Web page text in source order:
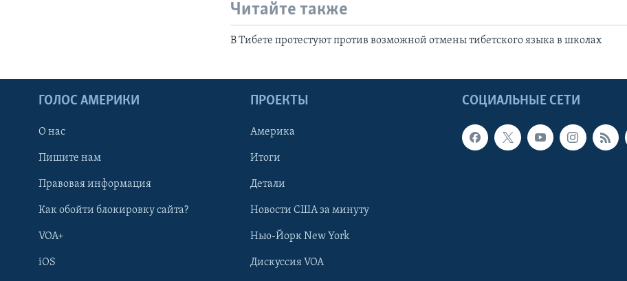
Читайте также
В Тибете протестуют против возможной отмены тибетского языка в школах
СОЦИАЛЬНЫЕ СЕТИ
ГОЛОС АМЕРИКИ
О нас
Пишите нам
Правовая информация
Как обойти блокировку сайта?
VOA+
iOS
ПРОЕКТЫ
Америка
Итоги
Детали
Новости США за минуту
Нью-Йорк New York
Дискуссия VOA